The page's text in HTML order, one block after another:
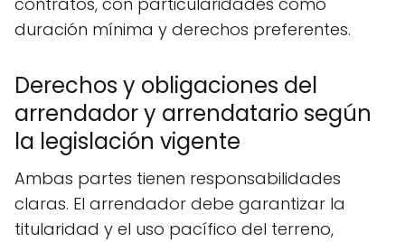
duración mínima y derechos preferentes.
Derechos y obligaciones del
arrendador y arrendatario según
la legislación vigente
Ambas partes tienen responsabilidades
claras. El arrendador debe garantizar la
titularidad y el uso pacífico del terreno,